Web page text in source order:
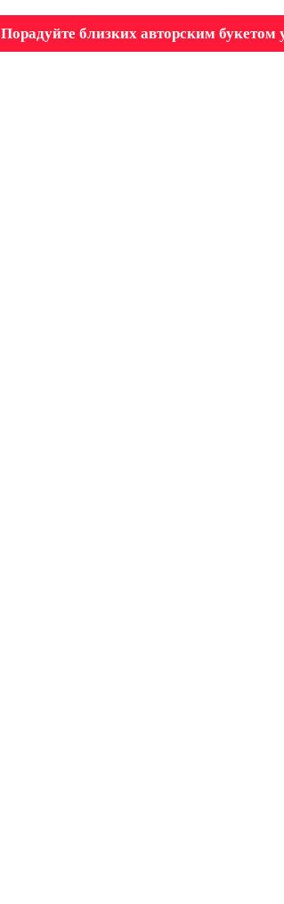
Порадуйте близких авторским букетом